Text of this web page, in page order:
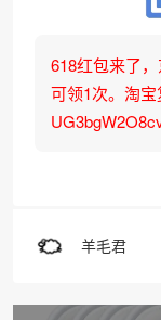
618红包来了
可领1次。淘
羊毛君